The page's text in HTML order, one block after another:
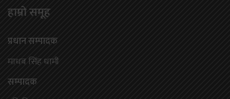
हाम्राे समूह
प्रधान सम्पादक
माधब सिंह धामी
सम्पादक